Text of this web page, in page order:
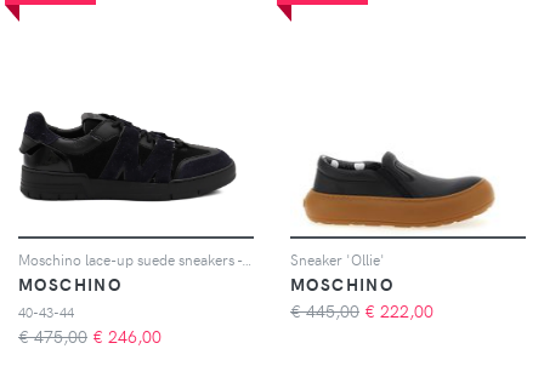
MOSCHINO
40-43-44
€ 475,00 € 246,00
Sneaker 'Ollie'
MOSCHINO
€ 445,00 € 222,00